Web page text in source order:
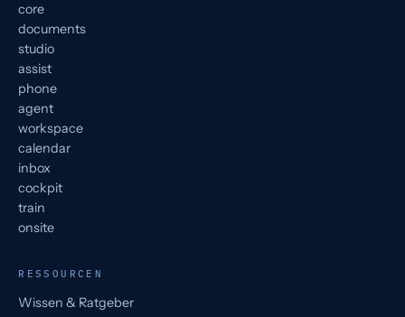
core
documents
studio
assist
phone
agent
workspace
calendar
inbox
cockpit
train
onsite
RESSOURCEN
Wissen & Ratgeber